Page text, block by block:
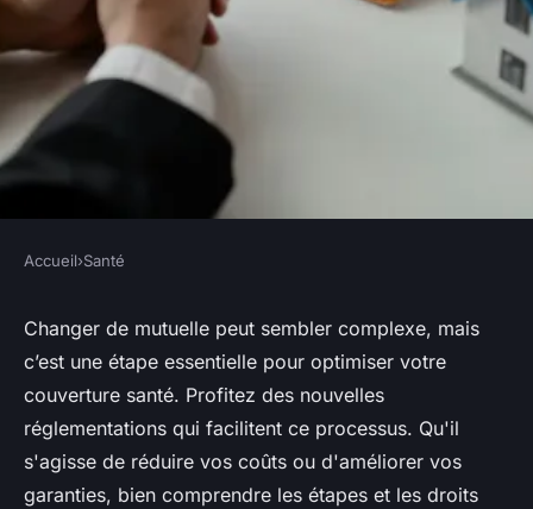
Changement de mutuelle : les
clés pour une couverture
réussie
Faustine•19 mai 2025•3 min de lecture
Accueil›Santé
Changer de mutuelle peut sembler complexe, mais
c’est une étape essentielle pour optimiser votre
couverture santé. Profitez des nouvelles
réglementations qui facilitent ce processus. Qu'il
s'agisse de réduire vos coûts ou d'améliorer vos
garanties, bien comprendre les étapes et les droits